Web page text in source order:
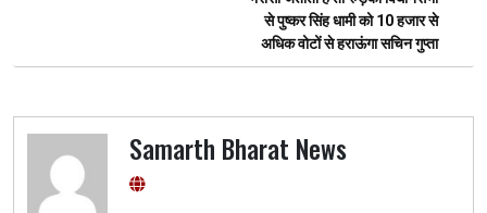
से पुष्कर सिंह धामी को 10 हजार से
अधिक वोटों से हराऊंगा सचिन गुप्ता
Samarth Bharat News